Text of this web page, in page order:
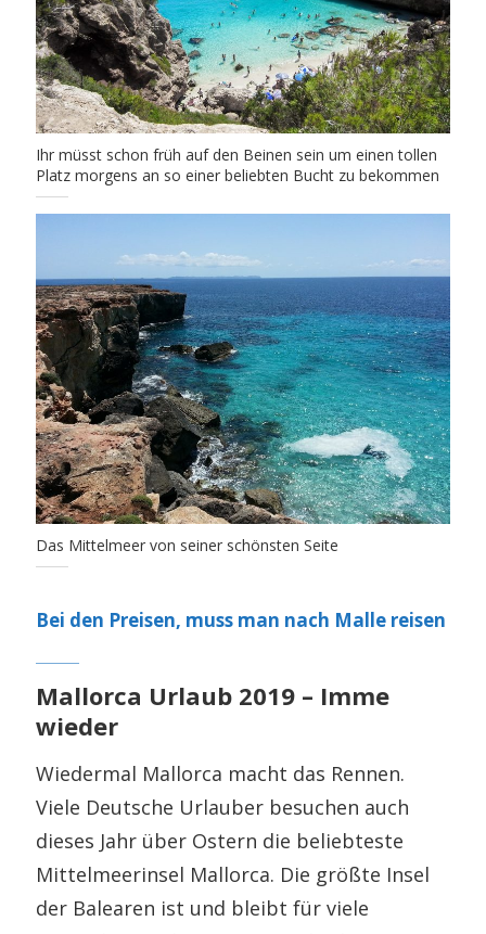
Ihr müsst schon früh auf den Beinen sein um einen tollen
Platz morgens an so einer beliebten Bucht zu bekommen
Das Mittelmeer von seiner schönsten Seite
Bei den Preisen, muss man nach Malle reisen
Mallorca Urlaub 2019 – Imme
wieder
Wiedermal Mallorca macht das Rennen.
Viele Deutsche Urlauber besuchen auch
dieses Jahr über Ostern die beliebteste
Mittelmeerinsel Mallorca. Die größte Insel
der Balearen ist und bleibt für viele